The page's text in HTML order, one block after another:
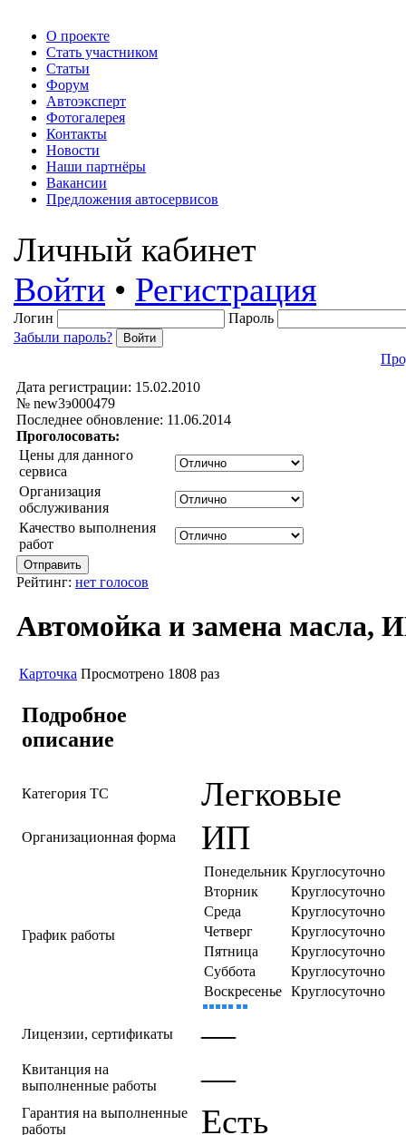
О проекте
Стать участником
Статьи
Форум
Автоэксперт
Фотогалерея
Контакты
Новости
Наши партнёры
Вакансии
Предложения автосервисов
Личный кабинет
Войти • Регистрация
Логин
Пароль
Забыли пароль?
Дата регистрации: 15.02.2010
№ new3э000479
Последнее обновление: 11.06.2014
Проголосовать:
Цены для данного
сервиса
Организация
обслуживания
Качество выполнения
работ
Рейтинг: нет голосов
Автомойка и замена масла,
Карточка Просмотрено 1808 раз
Подробное
описание
Категория ТС Легковые
Организационная форма ИП
График работы
Понедельник Круглосуточно
Вторник
Круглосуточно
Среда
Круглосуточно
Четверг
Круглосуточно
Пятница
Круглосуточно
Суббота
Круглосуточно
Воскресенье Круглосуточно
Лицензии, сертификаты —
Квитанция на
выполненные работы
—
Гарантия на выполненные
работы
Есть